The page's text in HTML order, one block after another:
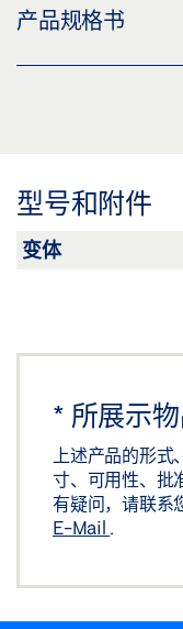
CAN INTERFACE
产品规格书
型号和附件
* 所展示
上述产品的形
寸、可用性、批
有疑问，请联系
E-Mail .